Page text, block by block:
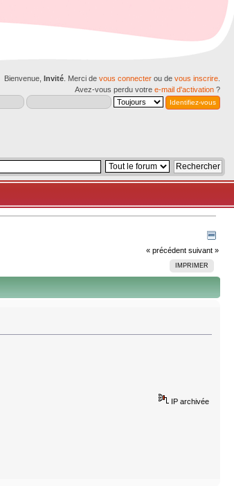
Bienvenue, Invité . Merci de vous connecter ou de vous inscrire
Avez-vous perdu votre e-mail d'activation ?
« précédent suivant »
IMPRIMER
IP archivée